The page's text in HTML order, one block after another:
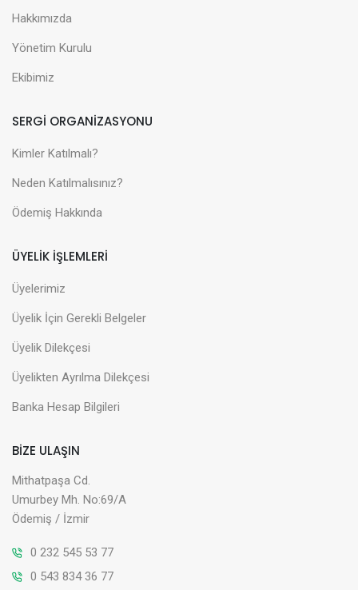
Hakkımızda
Yönetim Kurulu
Ekibimiz
SERGİ ORGANİZASYONU
Kimler Katılmalı?
Neden Katılmalısınız?
Ödemiş Hakkında
ÜYELİK İŞLEMLERİ
Üyelerimiz
Üyelik İçin Gerekli Belgeler
Üyelik Dilekçesi
Üyelikten Ayrılma Dilekçesi
Banka Hesap Bilgileri
BİZE ULAŞIN
Mithatpaşa Cd.
Umurbey Mh. No:69/A
Ödemiş / İzmir
0 232 545 53 77
0 543 834 36 77